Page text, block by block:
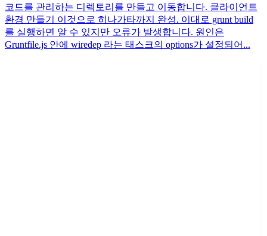
코드를 관리하는 디렉토리를 만들고 이동합니다. 클라이언트
환경 만들기 이것으로 히나가타까지 완성. 이대로 grunt build
를 실행하면 알 수 있지만 오류가 발생합니다. 원인은
Gruntfile.js 안에 wiredep 라는 태스크의 options가 설정되어...